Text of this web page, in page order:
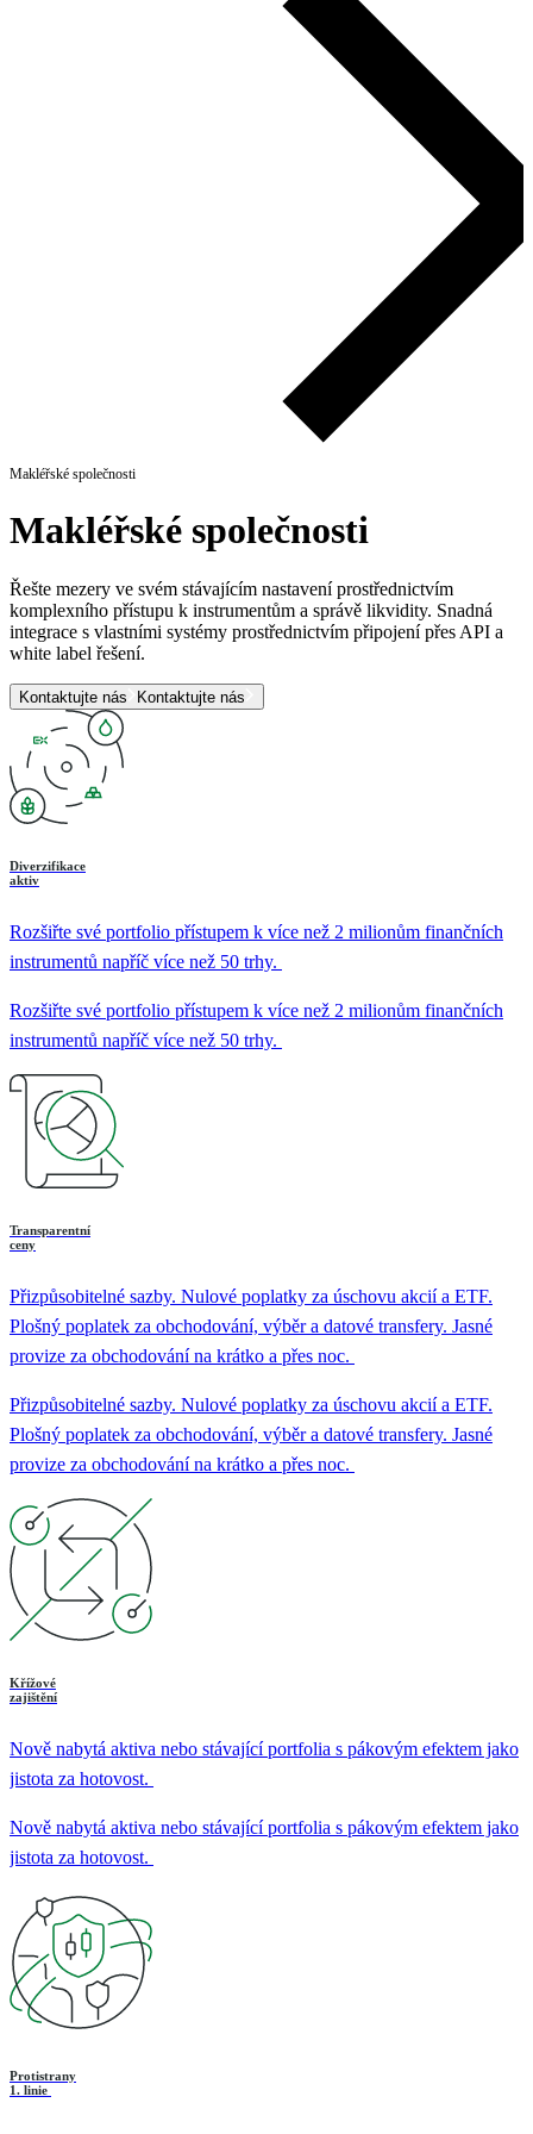
Makléřské společnosti
Makléřské společnosti
Řešte mezery ve svém stávajícím nastavení prostřednictvím
komplexního přístupu k instrumentům a správě likvidity. Snadná
integrace s vlastními systémy prostřednictvím připojení přes API a
white label řešení.
Kontaktujte nás Kontaktujte nás
Diverzifikace
aktiv
Rozšiřte své portfolio přístupem k více než 2 milionům finančních
instrumentů napříč více než 50 trhy.
Rozšiřte své portfolio přístupem k více než 2 milionům finančních
instrumentů napříč více než 50 trhy.
Transparentní
ceny
Přizpůsobitelné sazby. Nulové poplatky za úschovu akcií a ETF.
Plošný poplatek za obchodování, výběr a datové transfery. Jasné
provize za obchodování na krátko a přes noc.
Přizpůsobitelné sazby. Nulové poplatky za úschovu akcií a ETF.
Plošný poplatek za obchodování, výběr a datové transfery. Jasné
provize za obchodování na krátko a přes noc.
Křížové
zajištění
Nově nabytá aktiva nebo stávající portfolia s pákovým efektem jako
jistota za hotovost.
Nově nabytá aktiva nebo stávající portfolia s pákovým efektem jako
jistota za hotovost.
Protistrany
1. linie